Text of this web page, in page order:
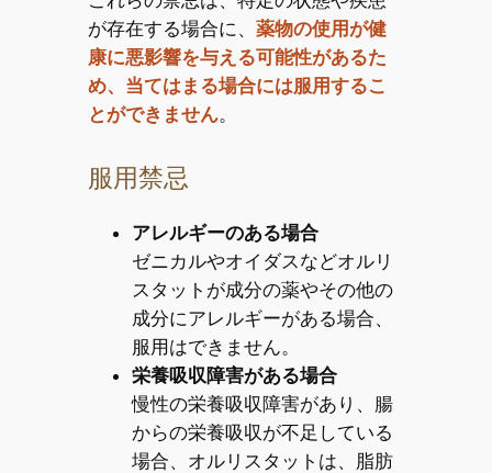
が存在する場合に、 薬物の使用が健
康に悪影響を与える可能性があるた
め、当てはまる場合には服用するこ
とができません。
服用禁忌
アレルギーのある場合
ゼニカルやオイダスなどオルリ
スタットが成分の薬やその他の
成分にアレルギーがある場合、
服用はできません。
栄養吸収障害がある場合
慢性の栄養吸収障害があり、腸
からの栄養吸収が不足している
場合、オルリスタットは、脂肪